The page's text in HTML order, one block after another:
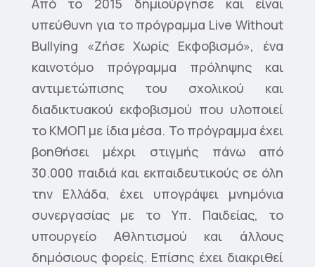
Από το 2015 δημιούργησε και είναι
υπεύθυνη για το πρόγραμμα Live Without
Bullying «Ζήσε Χωρίς Εκφοβισμό», ένα
καινοτόμο πρόγραμμα πρόληψης και
αντιμετώπισης του σχολικού και
διαδικτυακού εκφοβισμού που υλοποιεί
το ΚΜΟΠ με ίδια μέσα. Το πρόγραμμα έχει
βοηθήσει μέχρι στιγμής πάνω από
30.000 παιδιά και εκπαιδευτικούς σε όλη
την Ελλάδα, έχει υπογράψει μνημόνια
συνεργασίας με το Υπ. Παιδείας, το
υπουργείο Αθλητισμού και άλλους
δημόσιους φορείς. Επίσης έχει διακριθεί